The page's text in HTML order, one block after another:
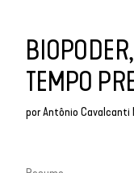
TEMPO
porAntônio Cavalcanti